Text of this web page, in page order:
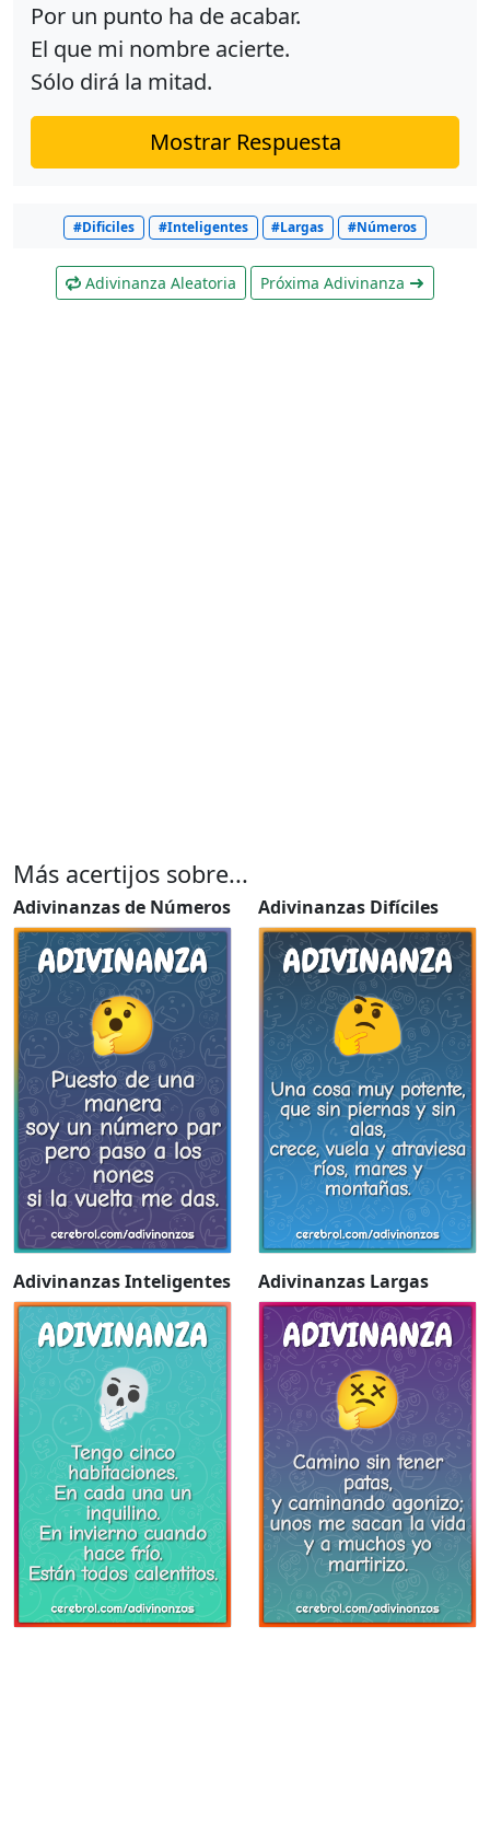
Por un punto ha de acabar.
El que mi nombre acierte.
Sólo dirá la mitad.
Mostrar Respuesta
#Dificiles #Inteligentes #Largas #Números
Adivinanza Aleatoria Próxima Adivinanza
Más acertijos sobre...
Adivinanzas de Números Adivinanzas Difíciles
Adivinanzas Inteligentes Adivinanzas Largas